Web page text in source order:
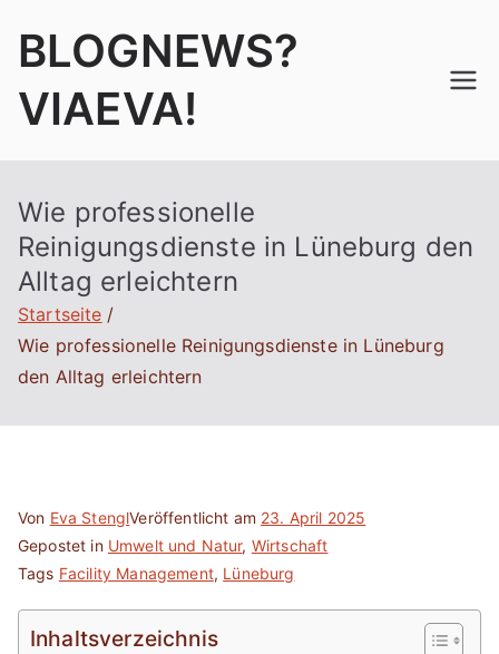
InhaltBLOGNEWS?
VIAEVA!
Wie professionelle
Reinigungsdienste in Lüneburg den
Alltag erleichtern
Startseite
Wie professionelle Reinigungsdienste in Lüneburg
den Alltag erleichtern
Von Eva StenglVeröffentlicht am 23. April 2025
Gepostet in Umwelt und Natur, Wirtschaft
Tags Facility Management, Lüneburg
Inhaltsverzeichnis